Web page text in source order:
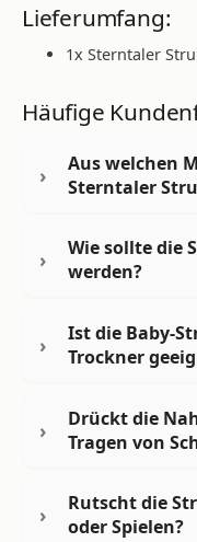
Lieferumfang:
1x Sterntaler
Häufige
Aus welchen
Sterntaler
Wie sollte die
werden?
Ist die Baby-
Trockner
Drückt die
Tragen von
Rutscht die
oder Spielen?